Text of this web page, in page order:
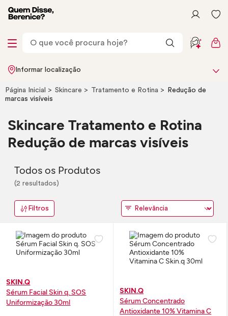
Informar localização
Página Inicial Skincare Tratamento e Rotina
Redução de
marcas visíveis
Skincare Tratamento e Rotina
Redução de marcas visíveis
Todos os Produtos
(2 resultados)
Filtros
SKIN.Q
Sérum Facial Skinq. SOS
Uniformização 30ml
SKIN.Q
SérumConcentrado
Antioxidante 10% Vitamina C